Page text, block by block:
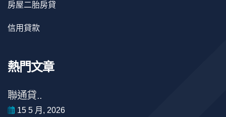
房屋二胎房貸
信用貸款
熱門文章
聯通貸..
15 5 月, 2026